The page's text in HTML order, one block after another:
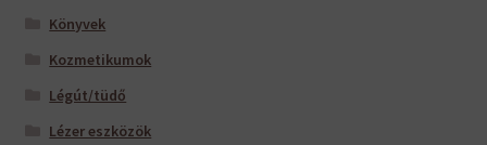
Könyvek
Kozmetikumok
Légút/tüdő
Lézer eszközök